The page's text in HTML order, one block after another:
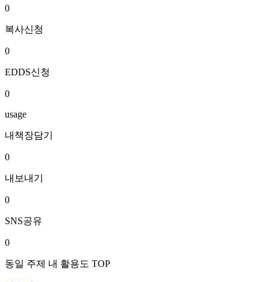
0
복사신청
0
EDDS신청
0
usage
내책장담기
0
내보내기
0
SNS공유
0
동일 주제 내 활용도 TOP